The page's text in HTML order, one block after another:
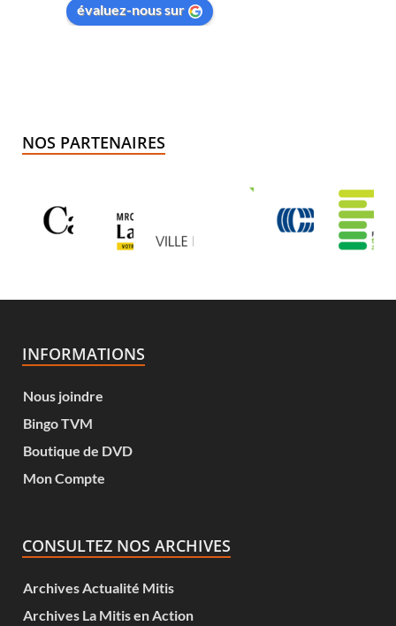
évaluez-nous sur
NOS PARTENAIRES
INFORMATIONS
Nous joindre
Bingo TVM
Boutique de DVD
Mon Compte
CONSULTEZ NOS ARCHIVES
Archives Actualité Mitis
Archives La Mitis en Action